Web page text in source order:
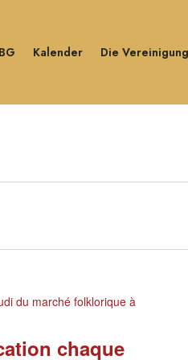
Kalender Die
chaque
du marché folklorique à